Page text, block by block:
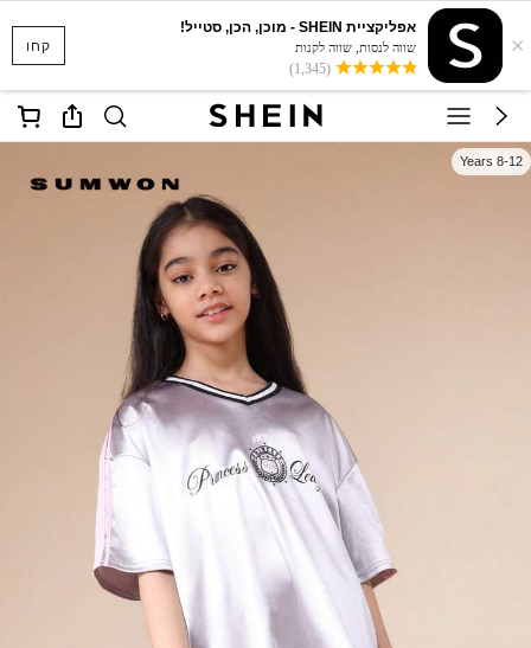
קחו ×
אפליקציית SHEIN - מוכן, הכן, סטייל!
שווה לנסות, שווה לקנות
(1,345)
8-12 Years